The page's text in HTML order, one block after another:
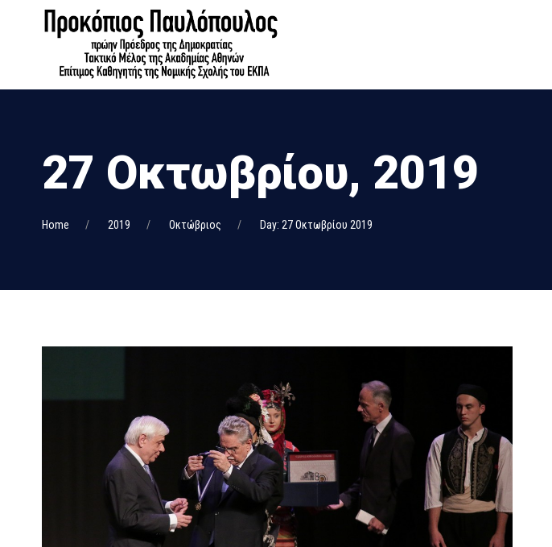
27 Οκτωβρίου, 2019
Home 2019 Οκτώβριος Day: 27 Οκτωβρίου 2019